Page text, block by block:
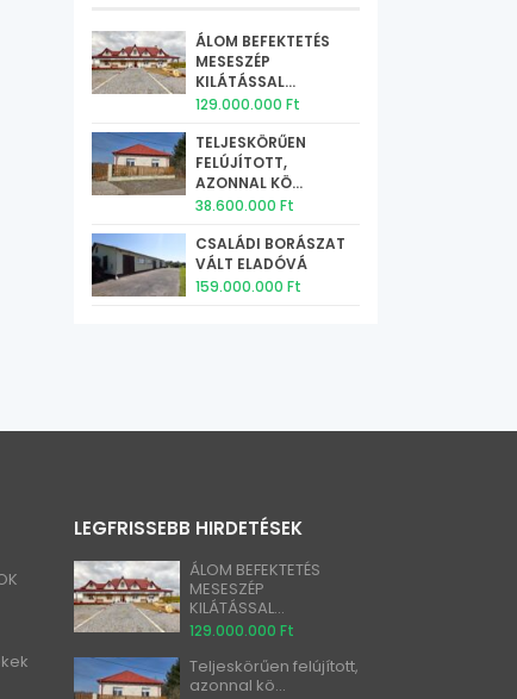
ÁLOM BEFEKTETÉS
MESESZÉP
KILÁTÁSSAL...
129.000.000 Ft
TELJESKÖRŰEN
FELÚJÍTOTT,
AZONNAL KÖ...
38.600.000 Ft
CSALÁDI BORÁSZAT
VÁLT ELADÓVÁ
159.000.000 Ft
LEGFRISSEBB HIRDETÉSEK
ÁLOM BEFEKTETÉS
MESESZÉP
KILÁTÁSSAL...
129.000.000 Ft
Teljeskörűen felújított,
azonnal kö...